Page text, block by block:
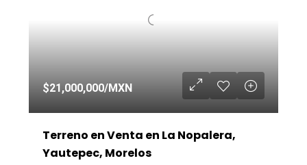
$21,000,000/MXN
Terreno en Venta en La Nopalera,
Yautepec, Morelos